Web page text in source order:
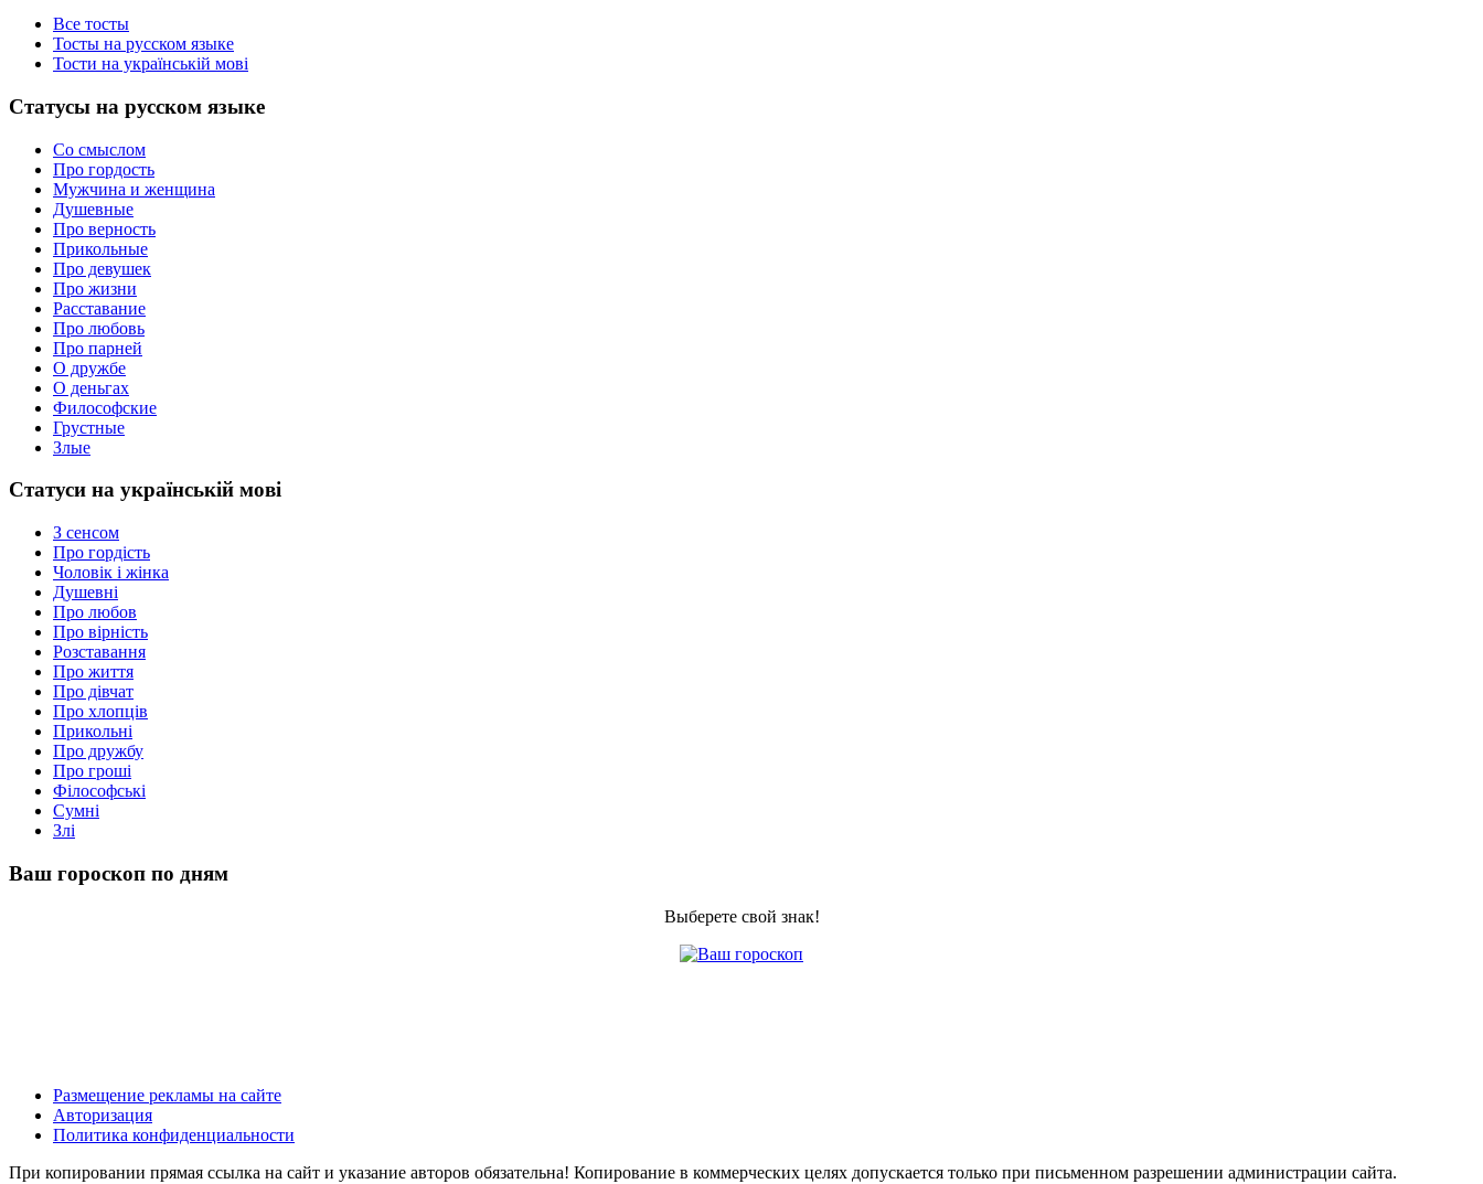
Все тосты
Тосты на русском языке
Тости на українській мові
Статусы на русском языке
Со смыслом
Про гордость
Мужчина и женщина
Душевные
Про верность
Прикольные
Про девушек
Про жизни
Расставание
Про любовь
Про парней
О дружбе
О деньгах
Философские
Грустные
Злые
Статуси на українській мові
З сенсом
Про гордість
Чоловік і жінка
Душевні
Про любов
Про вірність
Розставання
Про життя
Про дівчат
Про хлопців
Прикольні
Про дружбу
Про гроші
Філософські
Сумні
Злі
Ваш гороскоп по дням
Выберете свой знак!
Размещение рекламы на сайте
Авторизация
Политика конфиденциальности
При копировании прямая ссылка на сайт и указание авторов обязательна! Копирование в коммерческих целях допускается только при письменном разрешении администрации сайта.